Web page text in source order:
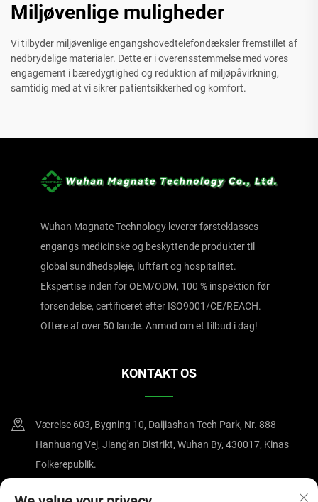
Miljøvenlige muligheder
Vi tilbyder miljøvenlige engangshovedtelefondæksler fremstillet af
nedbrydelige materialer. Dette er i overensstemmelse med vores
engagement i bæredygtighed og reduktion af miljøpåvirkning,
samtidig med at vi sikrer patientsikkerhed og komfort.
Wuhan Magnate Technology leverer førsteklasses
engangs medicinske og beskyttende produkter til
global sundhedspleje, luftfart og hospitalitet.
Ekspertise inden for OEM/ODM, 100 % inspektion før
forsendelse, certificeret efter ISO9001/CE/REACH.
Oftere af over 50 lande. Anmod om et tilbud i dag!
KONTAKT OS
Værelse 603, Bygning 10, Daijiashan Tech Park, Nr. 888
Hanhuang Vej, Jiang'an Distrikt, Wuhan By, 430017, Kinas
Folkerepublik.
+86-15607122519